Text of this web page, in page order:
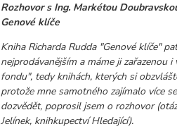
Rozhovor s Ing. Markétou
Genové klíče
Kniha Richarda Rudda "Genové klíče"
nejprodávanějším a máme ji zařazenou
fondu", tedy knihách, kterých si
protože mne samotného zajímalo více
dozvědět, poprosil jsem o rozhovor
Jelínek, knihkupectví Hledající).